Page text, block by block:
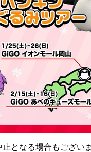
となる場合もございま